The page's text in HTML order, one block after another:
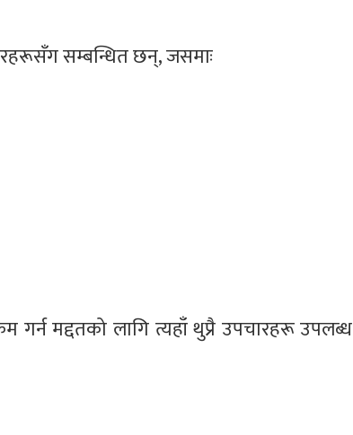
सम्बन्धित छन्, जसमाः
मद्दतको लागि त्यहाँ थुप्रै उपचारहरू उपलब्ध